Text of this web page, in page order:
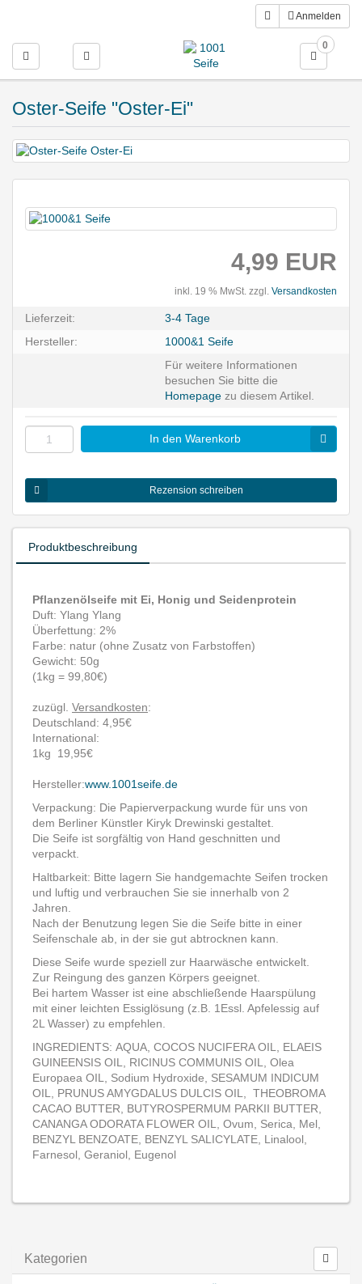
Anmelden
Toggle navigation
0
Oster-Seife "Oster-Ei"
4,99 EUR
inkl. 19 % MwSt. zzgl. Versandkosten
Lieferzeit:
3-4 Tage
Hersteller:
1000&1 Seife
Für weitere Informationen
besuchen Sie bitte die
Homepage zu diesem Artikel.
In den Warenkorb
Rezension schreiben
Produktbeschreibung
Pflanzenölseife mit Ei, Honig und Seidenprotein
Duft: Ylang Ylang
Überfettung: 2%
Farbe: natur (ohne Zusatz von Farbstoffen)
Gewicht: 50g
(1kg = 99,80€)
zuzügl. Versandkosten:
Deutschland: 4,95€
International:
1kg 19,95€
Hersteller:www.1001seife.de
Verpackung: Die Papierverpackung wurde für uns von
dem Berliner Künstler Kiryk Drewinski gestaltet.
Die Seife ist sorgfältig von Hand geschnitten und
verpackt.
Haltbarkeit: Bitte lagern Sie handgemachte Seifen trocken
und luftig und verbrauchen Sie sie innerhalb von 2
Jahren.
Nach der Benutzung legen Sie die Seife bitte in einer
Seifenschale ab, in der sie gut abtrocknen kann.
Diese Seife wurde speziell zur Haarwäsche entwickelt.
Zur Reingung des ganzen Körpers geeignet.
Bei hartem Wasser ist eine abschließende Haarspülung
mit einer leichten Essiglösung (z.B. 1Essl. Apfelessig auf
2L Wasser) zu empfehlen.
INGREDIENTS: AQUA, COCOS NUCIFERA OIL, ELAEIS
GUINEENSIS OIL, RICINUS COMMUNIS OIL, Olea
Europaea OIL, Sodium Hydroxide, SESAMUM INDICUM
OIL, PRUNUS AMYGDALUS DULCIS OIL, THEOBROMA
CACAO BUTTER, BUTYROSPERMUM PARKII BUTTER,
CANANGA ODORATA FLOWER OIL, Ovum, Serica, Mel,
BENZYL BENZOATE, BENZYL SALICYLATE, Linalool,
Farnesol, Geraniol, Eugenol
Kategorien